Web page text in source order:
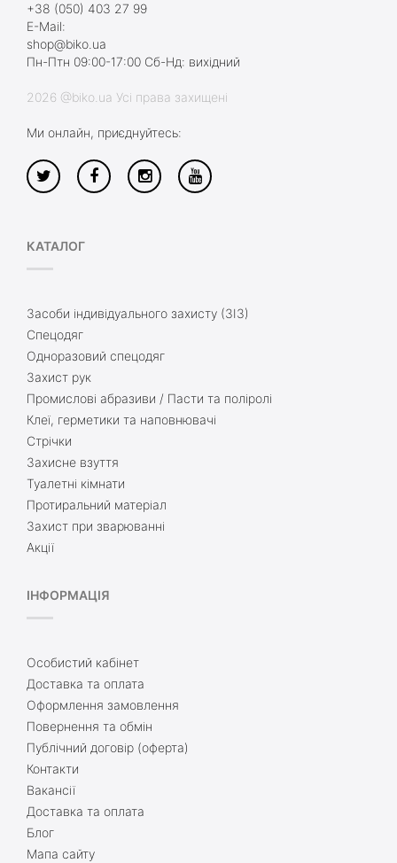
+38 (050) 403 27 99
E-Mail:
shop@biko.ua
Пн-Птн 09:00-17:00 Сб-Нд: вихідний
2026 @biko.ua Усі права захищені
Ми онлайн, приєднуйтесь:
КАТАЛОГ
Засоби індивідуального захисту (ЗІЗ)
Спецодяг
Одноразовий спецодяг
Захист рук
Промислові абразиви / Пасти та поліролі
Клеї, герметики та наповнювачі
Стрічки
Захисне взуття
Туалетні кімнати
Протиральний матеріал
Захист при зварюванні
Акції
ІНФОРМАЦІЯ
Особистий кабінет
Доставка та оплата
Оформлення замовлення
Повернення та обмін
Публічний договір (оферта)
Контакти
Вакансії
Доставка та оплата
Блог
Мапа сайту